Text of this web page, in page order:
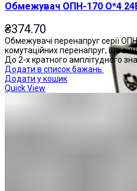
Обмежувач ОПН-170 О*4
₴374.70
Обмежувачі перенапруг серії
комутаційних перенапруг, що
До 2-х кратного амплітудного
Додати в список бажань
Додати у кошик
Quick View